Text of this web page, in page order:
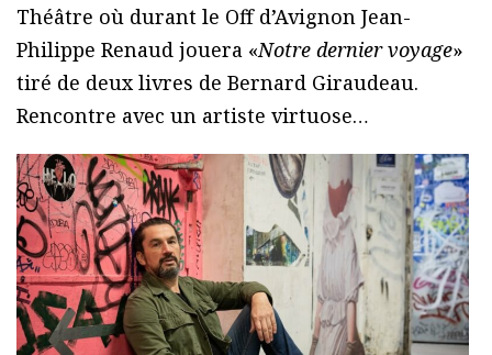
Théâtre où durant le Off d’Avignon Jean-
Philippe Renaud jouera «Notre dernier voyage»
tiré de deux livres de Bernard Giraudeau.
Rencontre avec un artiste virtuose…